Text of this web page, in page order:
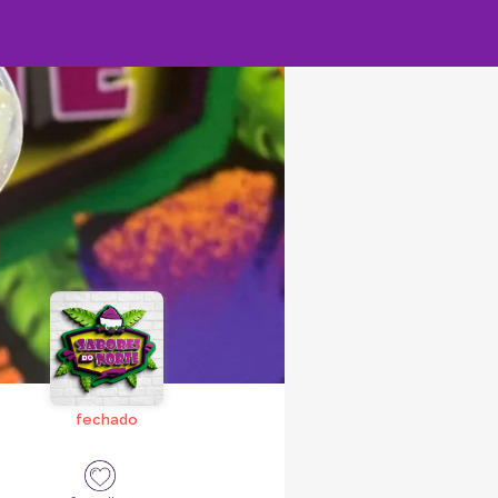
fechado